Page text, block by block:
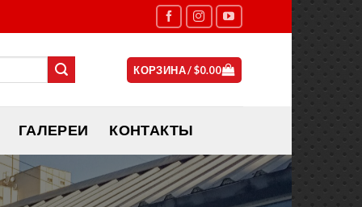
КОРЗИНА /$0.00
ГАЛЕРЕИ КОНТАКТЫ